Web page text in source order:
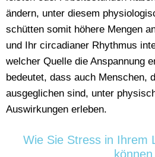
ändern, unter diesem
schütten somit höhere Mengen
und Ihr circadianer Rhythmus
welcher Quelle die Anspannung
bedeutet, dass auch Menschen,
ausgeglichen sind, unter
Auswirkungen erleben.
Wie Sie Stress in Ihrem
können